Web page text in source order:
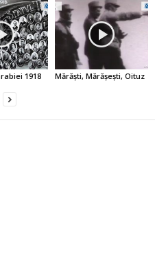
1918 Mărăşti, Mărăşeşti, Oituz